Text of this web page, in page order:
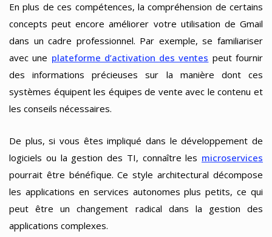
En plus de ces compétences, la compréhension de certains
concepts peut encore améliorer votre utilisation de Gmail
dans un cadre professionnel. Par exemple, se familiariser
avec une plateforme d’activation des ventes peut fournir
des informations précieuses sur la manière dont ces
systèmes équipent les équipes de vente avec le contenu et
les conseils nécessaires.
De plus, si vous êtes impliqué dans le développement de
logiciels ou la gestion des TI, connaître les microservices
pourrait être bénéfique. Ce style architectural décompose
les applications en services autonomes plus petits, ce qui
peut être un changement radical dans la gestion des
applications complexes.